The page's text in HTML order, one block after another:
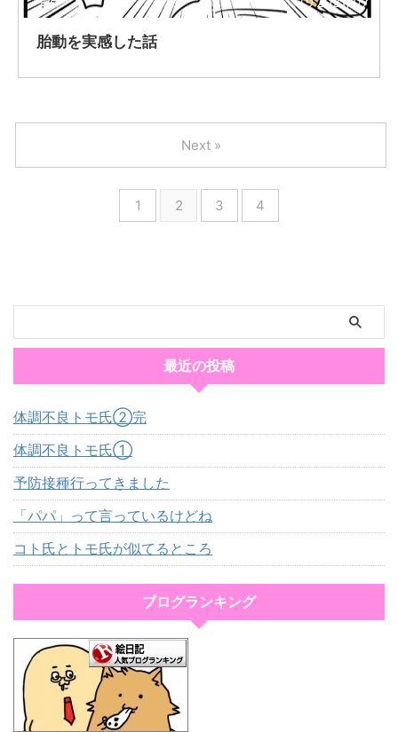
胎動を実感した話
1 2 3 4
Next »
最近の投稿
体調不良トモ氏②完
体調不良トモ氏①
予防接種行ってきました
「パパ」って言っているけどね
コト氏とトモ氏が似てるところ
ブログランキング